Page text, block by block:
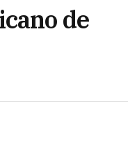
de